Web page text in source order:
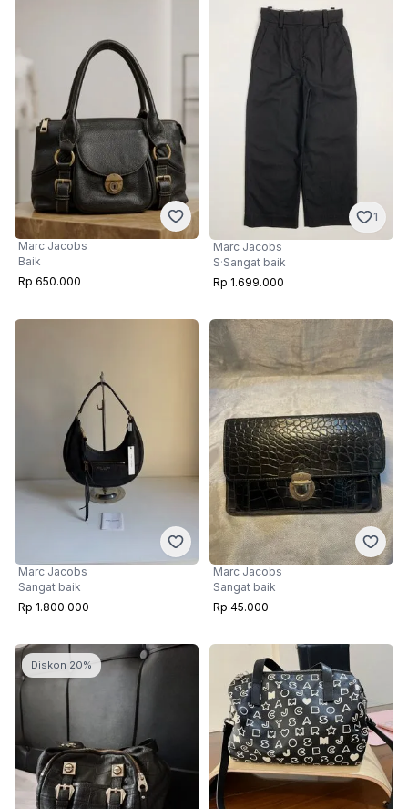
Marc Jacobs
Baik
Rp 650.000
1
Marc Jacobs
S·Sangat baik
Rp 1.699.000
Marc Jacobs
Sangat baik
Rp 1.800.000
Marc Jacobs
Sangat baik
Rp 45.000
Diskon 20%